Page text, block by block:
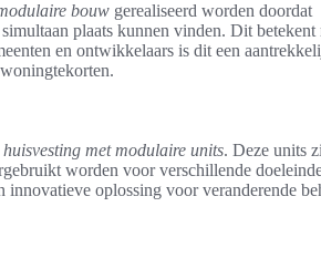
bouw gerealiseerd worden doordat
plaats kunnen vinden. Dit betekent
en ontwikkelaars is dit een
huisvesting met modulaire units. Deze units
worden voor verschillende
oplossing voor veranderende